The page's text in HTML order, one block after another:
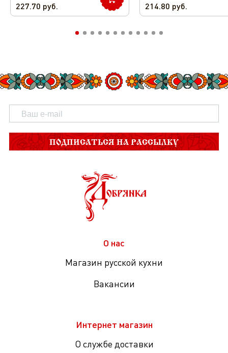
227.70 руб. 214.80 руб.
ПОДПИСАТЬСЯ НА РАССЫЛКУ
О нас
Магазин русской кухни
Вакансии
Интернет магазин
О службе доставки